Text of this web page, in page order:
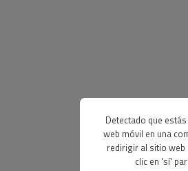
Detectado que
web móvil en una
redirigir al sitio
clic en 'sí'